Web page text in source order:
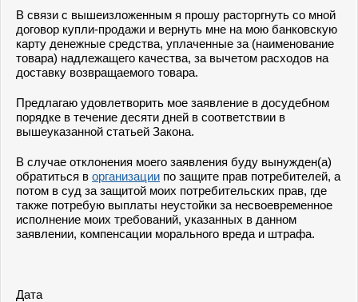
В связи с вышеизложенным я прошу расторгнуть со мной
договор купли-продажи и вернуть мне на мою банковскую
карту денежные средства, уплаченные за (наименование
товара) надлежащего качества, за вычетом расходов на
доставку возвращаемого товара.
Предлагаю удовлетворить мое заявление в досудебном
порядке в течение десяти дней в соответствии в
вышеуказанной статьей Закона.
В случае отклонения моего заявления буду вынужден(а)
обратиться в организации по защите прав потребителей, а
потом в суд за защитой моих потребительских прав, где
также потребую выплаты неустойки за несвоевременное
исполнение моих требований, указанных в данном
заявлении, компенсации морального вреда и штрафа.
Дата